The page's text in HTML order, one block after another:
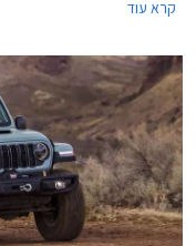
המחיר העומד על החל מ- 379,900 ₪.
קרא עוד